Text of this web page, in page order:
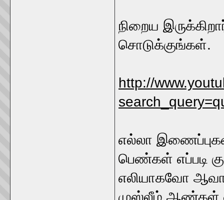
நிறைய
சொடுக்குங்கள்.
http://
எல்லா
பெண்கள் எப்படி
எலியாகவோ
முஸ்லீம் ஆண்கள்